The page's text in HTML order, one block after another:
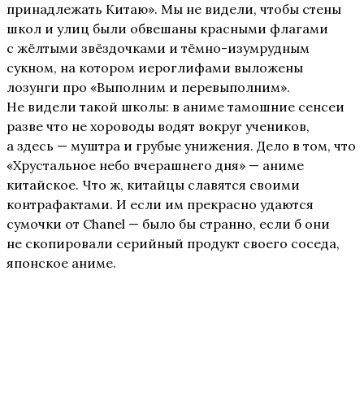
принадлежать Китаю». Мы не видели, чтобы стены
школ и улиц были обвешаны красными флагами
с жёлтыми звёздочками и тёмно-изумрудным
сукном, на котором иероглифами выложены
лозунги про «Выполним и перевыполним».
Не видели такой школы: в аниме тамошние сенсеи
разве что не хороводы водят вокруг учеников,
а здесь — муштра и грубые унижения. Дело в том, что
«Хрустальное небо вчерашнего дня» — аниме
китайское. Что ж, китайцы славятся своими
контрафактами. И если им прекрасно удаются
сумочки от Chanel — было бы странно, если б они
не скопировали серийный продукт своего соседа,
японское аниме.